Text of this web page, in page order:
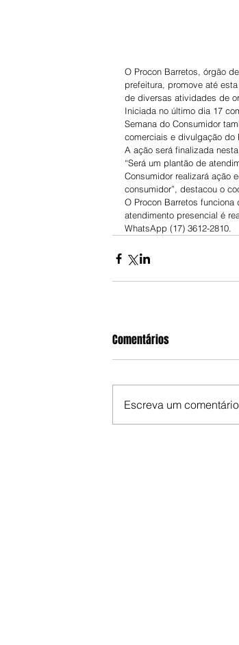
O Procon Barretos, órgão
prefeitura, promove até
de diversas atividades de
Iniciada no último dia 17
Semana do Consumidor
comerciais e divulgação do
A ação será finalizada
“Será um plantão de
Consumidor realizará ação
consumidor”, destacou o
O Procon Barretos
atendimento presencial é
WhatsApp (17) 3612-2810.
Comentários
Escreva um comentário